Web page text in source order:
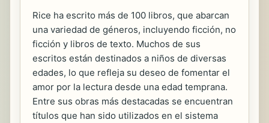
Rice ha escrito más de 100 libros, que abarcan
una variedad de géneros, incluyendo ficción, no
ficción y libros de texto. Muchos de sus
escritos están destinados a niños de diversas
edades, lo que refleja su deseo de fomentar el
amor por la lectura desde una edad temprana.
Entre sus obras más destacadas se encuentran
títulos que han sido utilizados en el sistema